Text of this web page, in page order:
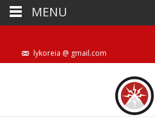
lykoreia @ gmail.com
MENU